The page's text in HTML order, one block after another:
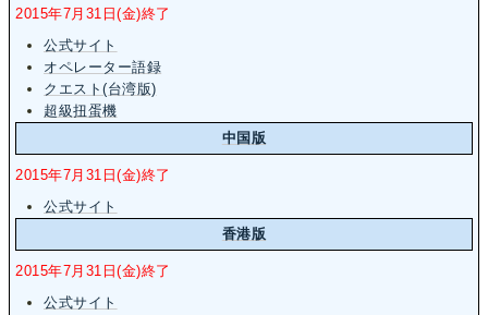
2015年7月31日(金)終了
公式サイト
オペレーター語録
クエスト(台湾版)
超級扭蛋機
中国版
2015年7月31日(金)終了
公式サイト
香港版
2015年7月31日(金)終了
公式サイト